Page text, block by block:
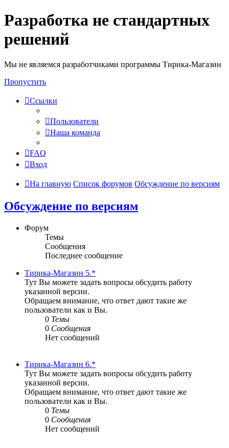
Разработка не стандартных
решений
Мы не являемся разработчиками программы Тирика-Магазин
Пропустить
Ссылки
Пользователи
Наша команда
FAQ
Вход
На главную Список форумов Обсуждение по версиям
Обсуждение по версиям
Форум
Темы
Сообщения
Последнее сообщение
Тирика-Магазин 5.*
Тут Вы можете задать вопросы обсудить работу
указанной версии.
Обращаем внимание, что ответ дают такие же
пользователи как и Вы.
0 Темы
0 Сообщения
Нет сообщений
Тирика-Магазин 6.*
Тут Вы можете задать вопросы обсудить работу
указанной версии.
Обращаем внимание, что ответ дают такие же
пользователи как и Вы.
0 Темы
0 Сообщения
Нет сообщений